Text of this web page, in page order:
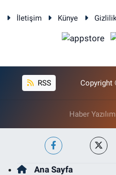
İletişim Künye
RSS Copyright
Haber
Ana Sayfa